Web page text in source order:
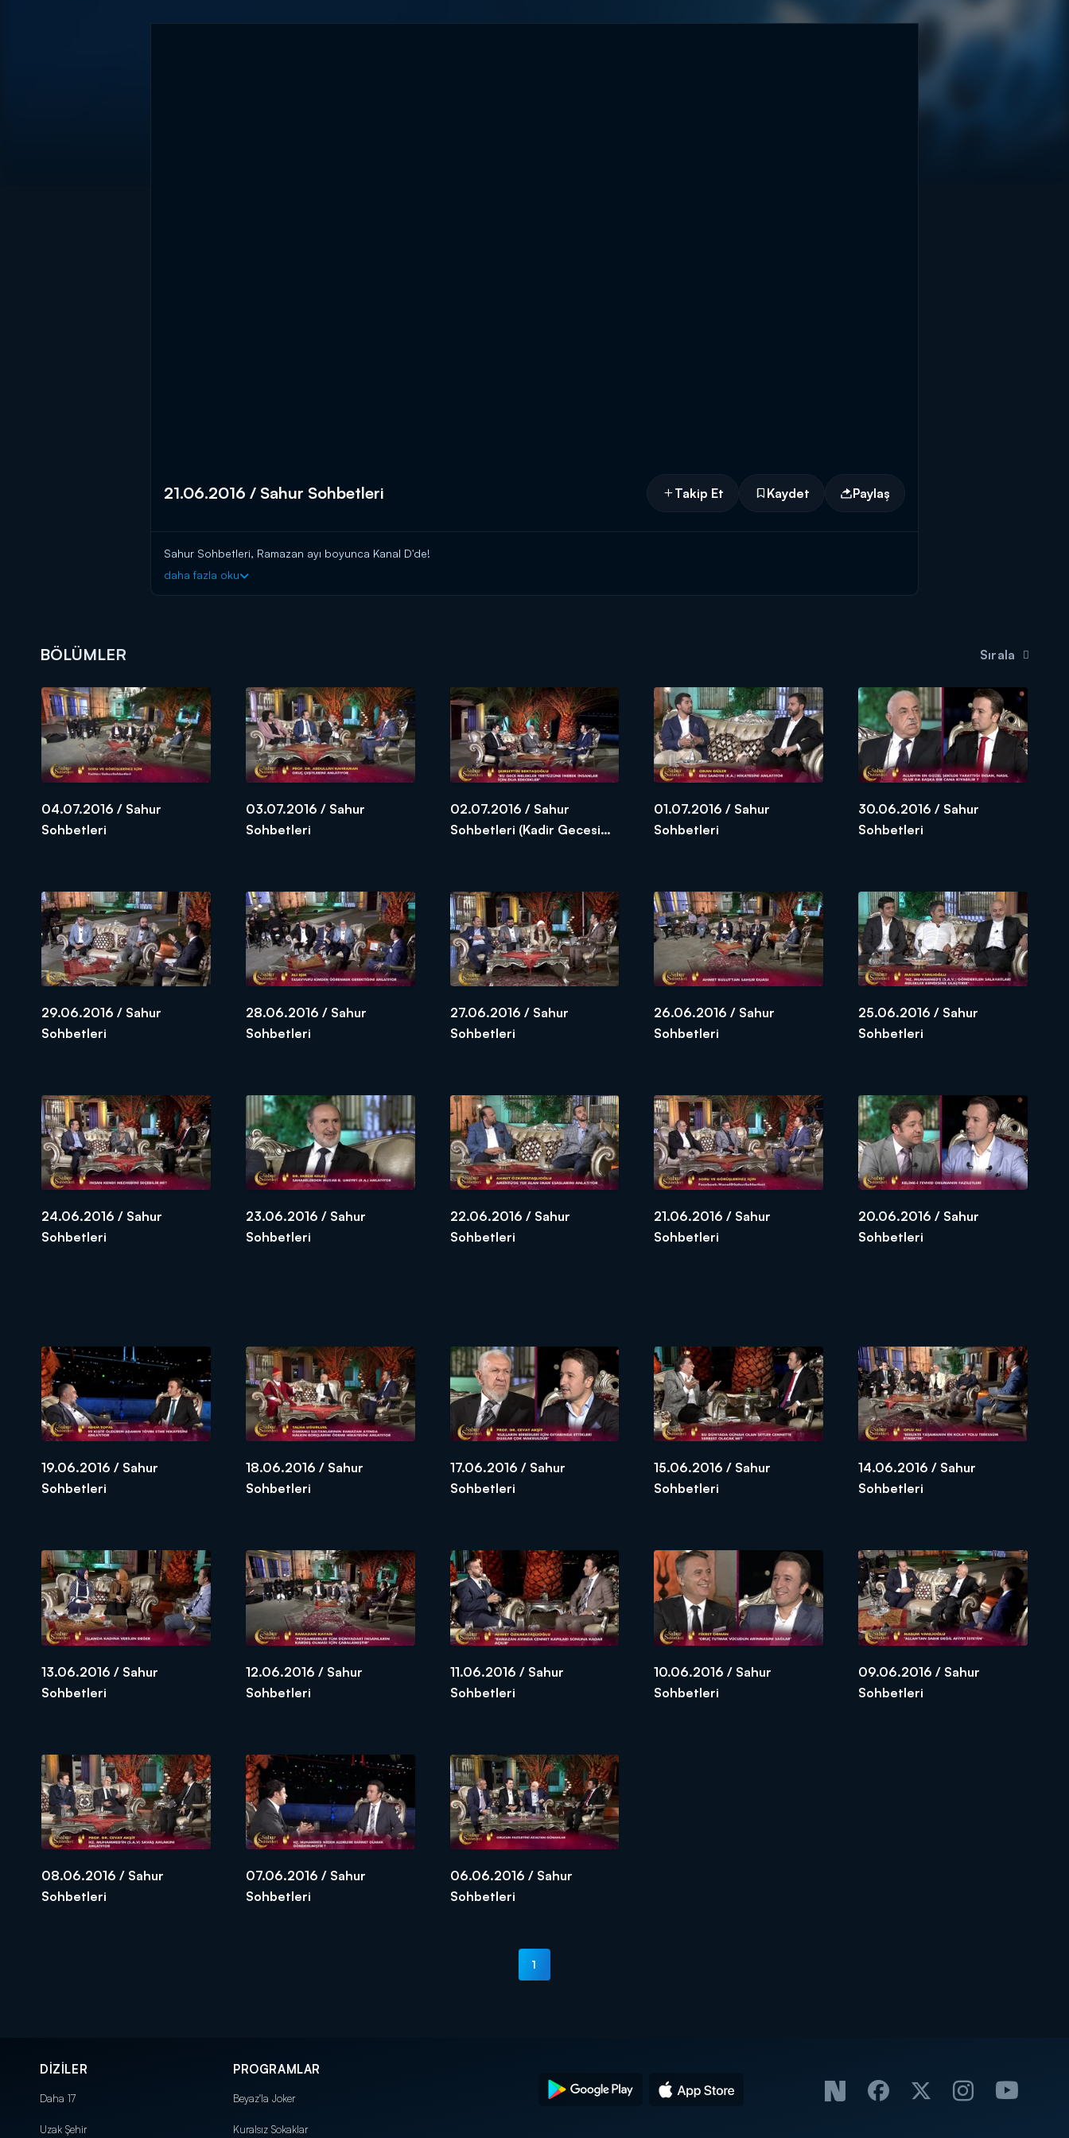
21.06.2016 / Sahur Sohbetleri Takip Et Kaydet Paylaş
Sahur Sohbetleri, Ramazan ayı boyunca Kanal D'de!
daha fazla oku
BÖLÜMLER Sırala
04.07.2016 / Sahur
Sohbetleri
03.07.2016 / Sahur
Sohbetleri
02.07.2016 / Sahur
Sohbetleri (Kadir Gecesi
01.07.2016 / Sahur
Sohbetleri
30.06.2016 / Sahur
Sohbetleri
29.06.2016 / Sahur
Sohbetleri
28.06.2016 / Sahur
Sohbetleri
27.06.2016 / Sahur
Sohbetleri
26.06.2016 / Sahur
Sohbetleri
25.06.2016 / Sahur
Sohbetleri
24.06.2016 / Sahur
Sohbetleri
23.06.2016 / Sahur
Sohbetleri
22.06.2016 / Sahur
Sohbetleri
21.06.2016 / Sahur
Sohbetleri
20.06.2016 / Sahur
Sohbetleri
19.06.2016 / Sahur
Sohbetleri
18.06.2016 / Sahur
Sohbetleri
17.06.2016 / Sahur
Sohbetleri
15.06.2016 / Sahur
Sohbetleri
14.06.2016 / Sahur
Sohbetleri
13.06.2016 / Sahur
Sohbetleri
12.06.2016 / Sahur
Sohbetleri
11.06.2016 / Sahur
Sohbetleri
10.06.2016 / Sahur
Sohbetleri
09.06.2016 / Sahur
Sohbetleri
08.06.2016 / Sahur
Sohbetleri
07.06.2016 / Sahur
Sohbetleri
06.06.2016 / Sahur
Sohbetleri
1
DİZİLER
Daha 17
Uzak Şehir
PROGRAMLAR
Beyaz'la Joker
Kuralsız Sokaklar